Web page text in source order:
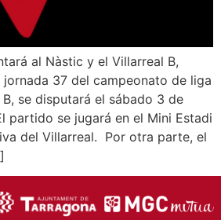
al Nàstic y el Villarreal B,
37 del campeonato de liga
se disputará el sábado 3 de
partido se jugará en el Mini Estadi
del Villarreal. Por otra parte, el